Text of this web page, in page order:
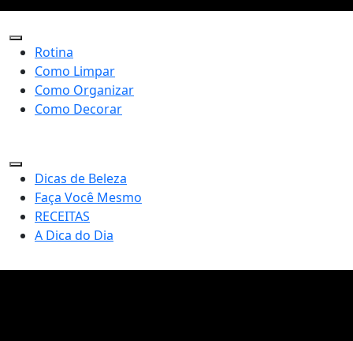
Rotina
Como Limpar
Como Organizar
Como Decorar
Dicas de Beleza
Faça Você Mesmo
RECEITAS
A Dica do Dia